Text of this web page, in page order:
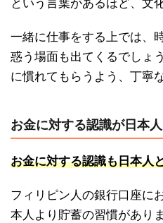
という言葉があるほど、文
一緒に仕事をする上では、
惑う場面も出てくるでしょ
に慣れてもらうよう、丁寧
お金に対する認識が日本
お金に対する認識も日本人
フィリピン人の銀行口座に
本人より貯蓄の習慣があり